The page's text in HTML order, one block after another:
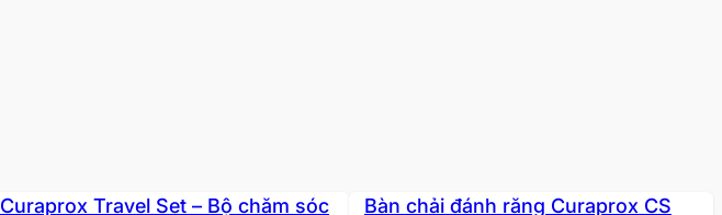
Curaprox Travel Set – Bộ chăm sóc Bàn chải đánh răng Curaprox CS